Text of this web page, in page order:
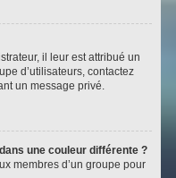
il leur est attribué un
d’utilisateurs, contactez
un message privé.
une couleur différente ?
membres d’un groupe pour